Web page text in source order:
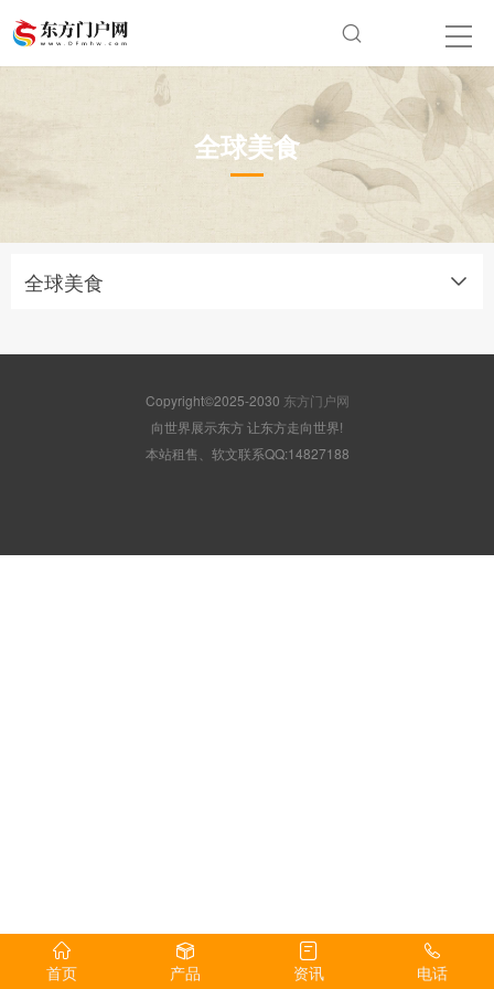
全球美食
全球美食
Copyright©2025-2030 东方门户网
向世界展示东方 让东方走向世界!
本站租售、软文联系QQ:14827188
首页 产品 资讯 电话